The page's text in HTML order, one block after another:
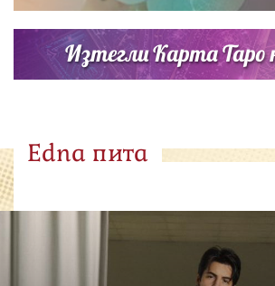
Изтегли Карта Таро
Edna пита